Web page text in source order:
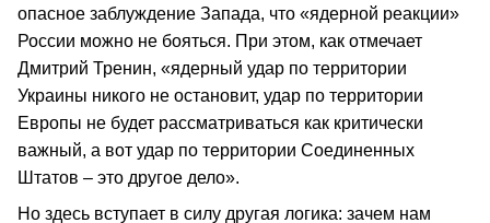
опасное заблуждение Запада, что «ядерной реакции»
России можно не бояться. При этом, как отмечает
Дмитрий Тренин, «ядерный удар по территории
Украины никого не остановит, удар по территории
Европы не будет рассматриваться как критически
важный, а вот удар по территории Соединенных
Штатов – это другое дело».
Но здесь вступает в силу другая логика: зачем нам